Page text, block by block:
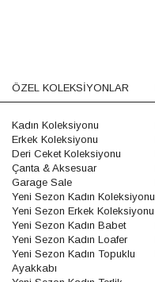
ÖZEL KOLEKSİYONLAR
Kadın Koleksiyonu
Erkek Koleksiyonu
Deri Ceket Koleksiyonu
Çanta & Aksesuar
Garage Sale
Yeni Sezon Kadın Koleksiyonu
Yeni Sezon Erkek Koleksiyonu
Yeni Sezon Kadın Babet
Yeni Sezon Kadın Loafer
Yeni Sezon Kadın Topuklu
Ayakkabı